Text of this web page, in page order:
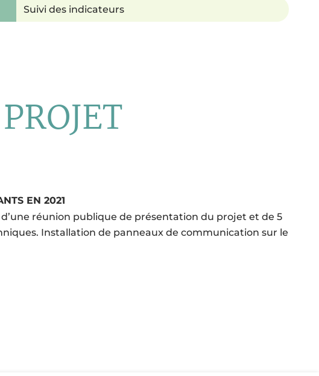
Suivi des indicateurs
EN 2021
réunion publique de présentation du projet et de 5
Installation de panneaux de communication sur le